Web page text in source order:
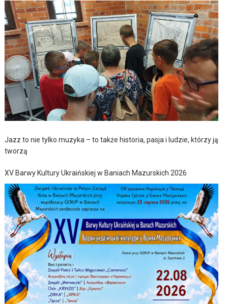
Jazz to nie tylko muzyka – to także historia, pasja i ludzie, którzy ją
tworzą
XV Barwy Kultury Ukraińskiej w Baniach Mazurskich 2026